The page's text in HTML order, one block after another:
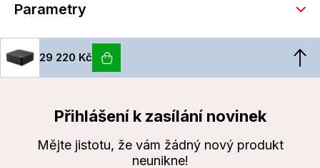
Parametry
29 220 Kč
Přihlášení k zasílání novinek
Mějte jistotu, že vám žádný nový produkt
neunikne!